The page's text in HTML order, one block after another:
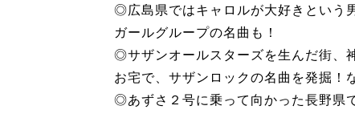
◎広島県ではキャロルが大好きという
ガールグループの名曲も！
◎サザンオールスターズを生んだ街、
お宅で、サザンロックの名曲を発掘！
◎あずさ２号に乗って向かった長野県